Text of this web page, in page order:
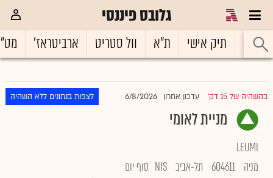
גלובס פיננסי
ראשי תיק אישי ת"א וול סטריט ארביטראז'
בהשהיה של 15 דק' עדכון אחרון 6/8/2026 לצפות בנתונים ללא השהיה
מניית לאומי
LEUMI
מניה 604611 תל-אביב NIS סוף יום